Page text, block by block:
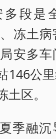
段是
冻土
安多
146公里
区。
季融